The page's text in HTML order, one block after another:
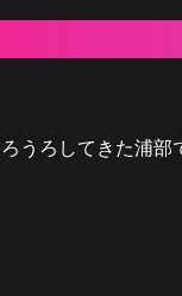
うろしてきた浦部